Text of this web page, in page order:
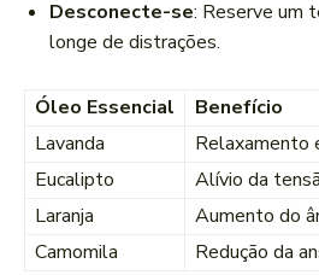
Desconecte-se: Reserve um
longe de distrações.
Óleo Essencial
Benefício
Lavanda
Relaxamento
Eucalipto
Alívio da
Laranja
Aumento do
Camomila
Redução da